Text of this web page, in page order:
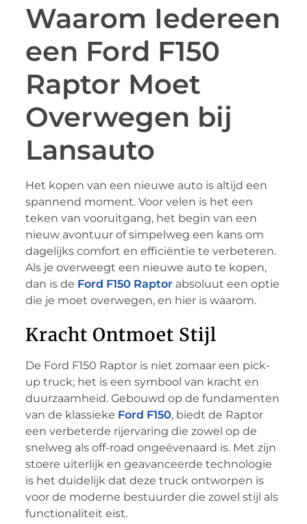
Waarom Iedereen
een Ford F150
Raptor Moet
Overwegen bij
Lansauto
Het kopen van een nieuwe auto is altijd een
spannend moment. Voor velen is het een
teken van vooruitgang, het begin van een
nieuw avontuur of simpelweg een kans om
dagelijks comfort en efficiëntie te verbeteren.
Als je overweegt een nieuwe auto te kopen,
dan is de Ford F150 Raptorabsoluut een optie
die je moet overwegen, en hier is waarom.
Kracht Ontmoet Stijl
De Ford F150 Raptor is niet zomaar een pick-
up truck; het is een symbool van kracht en
duurzaamheid. Gebouwd op de fundamenten
van de klassieke Ford F150, biedt de Raptor
een verbeterde rijervaring die zowel op de
snelweg als off-road ongeëvenaard is. Met zijn
stoere uiterlijk en geavanceerde technologie
is het duidelijk dat deze truck ontworpen is
voor de moderne bestuurder die zowel stijl als
functionaliteit eist.